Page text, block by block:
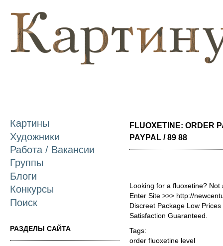
Картины
Художники
Работа / Вакансии
Группы
Блоги
Конкурсы
Поиск
РАЗДЕЛЫ САЙТА
FLUOXETINE: ORDER
PAYPAL / 89 88
Looking for a fluoxetine?
Enter Site >>> http://
Discreet Package Low
Satisfaction Guaranteed.
Tags:
order fluoxetine level